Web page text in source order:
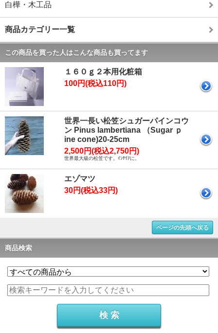
白樺・木工品
商品カテゴリー一覧
この商品を買った人はこんな商品も買ってます
１６０ｇ２本用化粧箱
100円(税込110円)
世界一長い松笠シュガーパインコウ
ン Pinus lambertiana （Sugar ｐ
ine cone)20-25cm
2,500円(税込2,750円)
世界最大級の松笠です。ｲﾝﾃﾘｱに。
エゾマツ
30円(税込33円)
ページの先頭へ戻る
商品検索